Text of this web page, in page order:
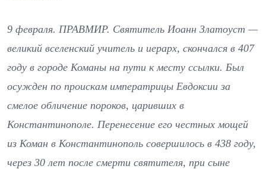
9 февраля. ПРАВМИР. Святитель Иоанн Златоуст —
великий вселенский учитель и иерарх, скончался в 407
году в городе Команы на пути к месту ссылки. Был
осужден по проискам императрицы Евдоксии за
смелое обличение пороков, царивших в
Константинополе. Перенесение его честных мощей
из Коман в Константинополь совершилось в 438 году,
через 30 лет после смерти святителя, при сыне